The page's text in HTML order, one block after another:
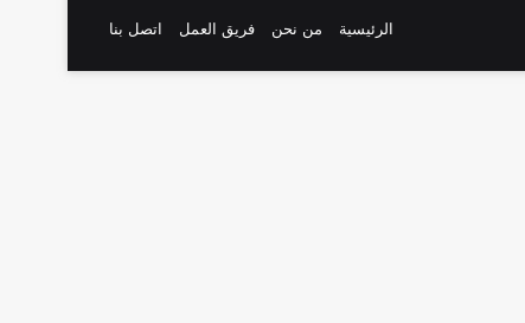
الرئيسية من نحن فريق العمل اتصل بنا